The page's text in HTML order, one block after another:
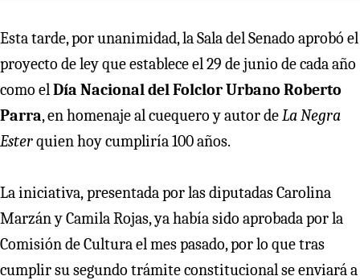
Esta tarde, por unanimidad, la Sala del Senado aprobó el
proyecto de ley que establece el 29 de junio de cada año
como elDía Nacional del Folclor Urbano Roberto
Parra, en homenaje al cuequero y autor deLa Negra
Esterquien hoy cumpliría 100 años.
La iniciativa, presentada por las diputadas Carolina
Marzán y Camila Rojas, ya había sido aprobada por la
Comisión de Cultura el mes pasado, por lo que tras
cumplir su segundo trámite constitucional se enviará a